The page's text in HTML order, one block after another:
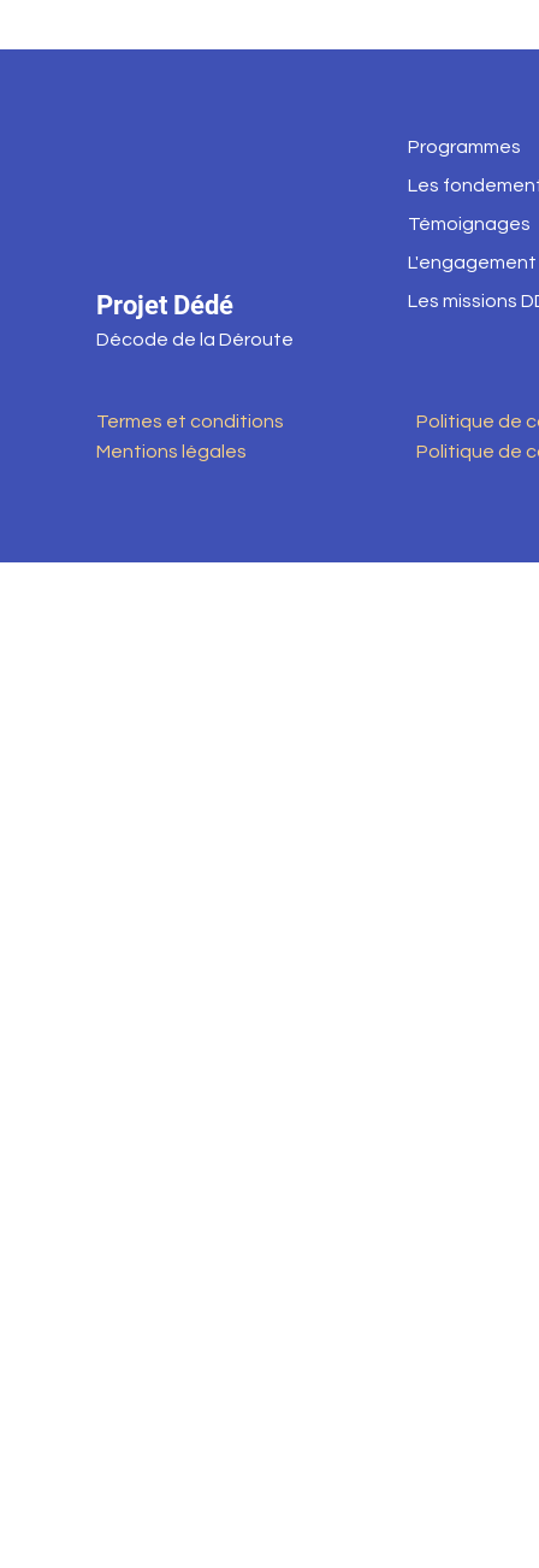
Projet Dédé
Programmes
Les
Témoignages
L'engagement
Les missions
Décode de la Déroute
Termes et conditions
Mentions légales
Politique de
Politique de